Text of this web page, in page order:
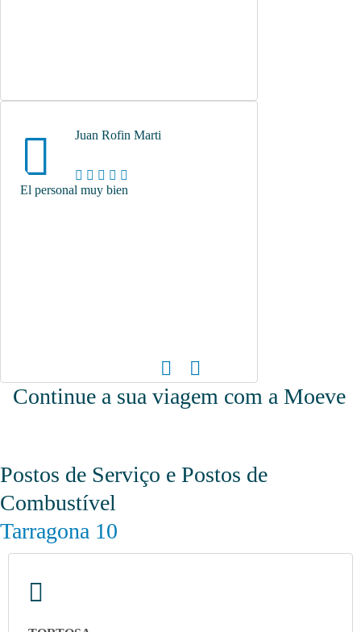
Juan Rofin Marti
El personal muy bien
Continue a sua viagem com a Moeve
Postos de Serviço e Postos de
Combustível
Tarragona 10